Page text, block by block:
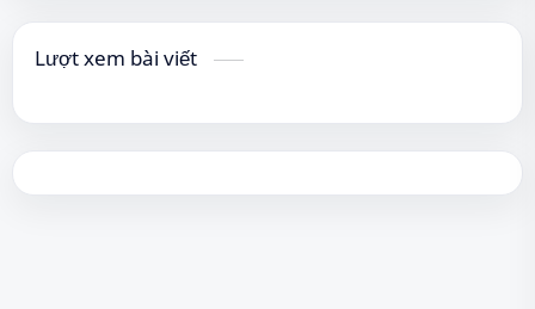
Lượt xem bài viết